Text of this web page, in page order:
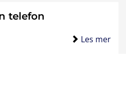
telefon
Les mer